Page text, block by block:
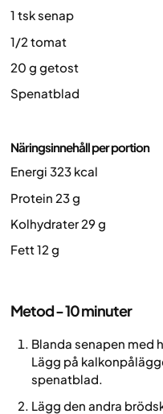
1 tsk senap
1/2 tomat
20 g getost
Spenatblad
Näringsinnehåll per portion
Energi 323 kcal
Protein 23 g
Kolhydrater 29 g
Fett 12 g
Metod - 10 minuter
Blanda senapen med
Lägg på
spenatblad.
Lägg den andra